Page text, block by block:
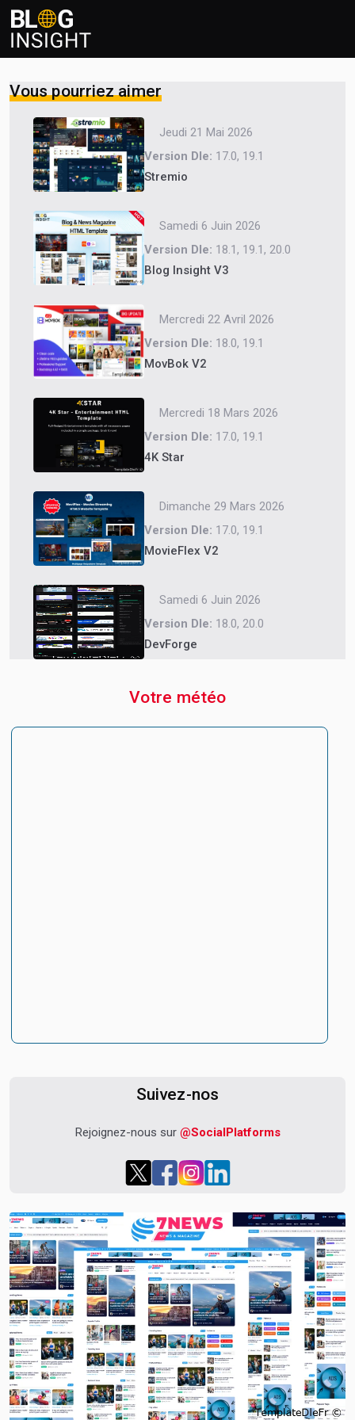
Vous pourriez aimer
Jeudi 21 Mai 2026
Version Dle: 17.0, 19.1
Stremio
Samedi 6 Juin 2026
Version Dle: 18.1, 19.1, 20.0
Blog Insight V3
Mercredi 22 Avril 2026
Version Dle: 18.0, 19.1
MovBok V2
Mercredi 18 Mars 2026
Version Dle: 17.0, 19.1
4K Star
Dimanche 29 Mars 2026
Version Dle: 17.0, 19.1
MovieFlex V2
Samedi 6 Juin 2026
Version Dle: 18.0, 20.0
DevForge
Votre météo
Suivez-nos
Rejoignez-nous sur @SocialPlatforms